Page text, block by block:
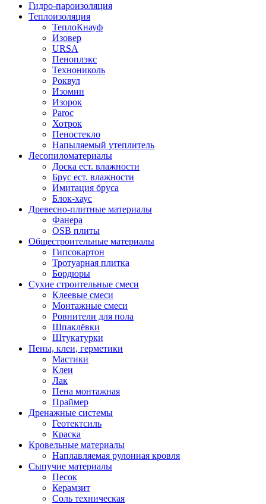
Гидро-пароизоляция
Теплоизоляция
ТеплоКнауф
Изовер
URSA
Пеноплэкс
Технониколь
Роквул
Изомин
Изорок
Paroc
Хотрок
Пеностекло
Напыляемый утеплитель
Лесопиломатериалы
Доска ест. влажности
Брус ест. влажности
Имитация бруса
Блок-хаус
Древесно-плитные материалы
Фанера
OSB плиты
Общестроительные материалы
Гипсокартон
Тротуарная плитка
Бордюры
Сухие строительные смеси
Клеевые смеси
Монтажные смеси
Ровнители для пола
Шпаклёвки
Штукатурки
Пены, клеи, герметики
Мастики
Клеи
Лак
Пена монтажная
Праймер
Дренажные системы
Геотектсиль
Краска
Кровельные материалы
Наплавляемая рулонная кровля
Сыпучие материалы
Песок
Керамзит
Соль техническая